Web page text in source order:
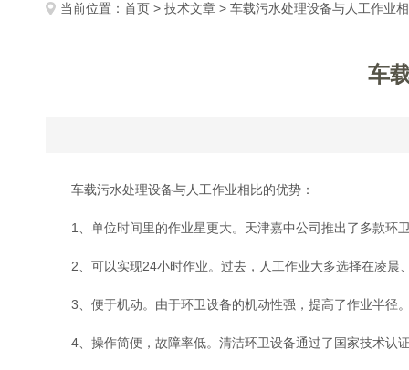
当前位置： 首页 > 技术文章 > 车载污水处理设备与人工作业
车
车载污水处理设备与人工作业相比的优势：
1、单位时间里的作业星更大。天津嘉中公司推出了多款环
2、可以实现24小时作业。过去，人工作业大多选择在凌晨
3、便于机动。由于环卫设备的机动性强，提高了作业半径
4、操作简便，故障率低。清洁环卫设备通过了国家技术认